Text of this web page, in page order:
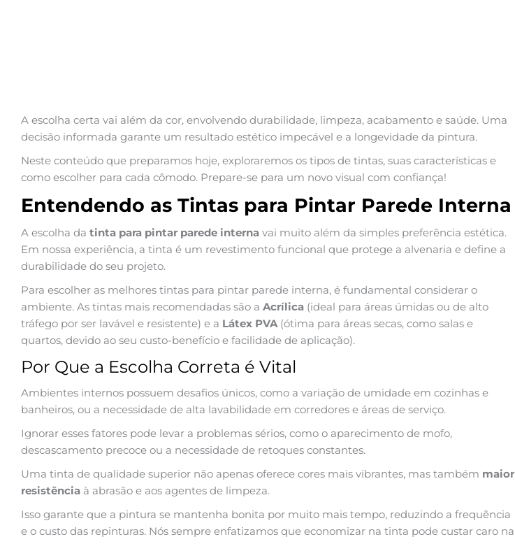
A escolha certa vai além da cor, envolvendo durabilidade, limpeza, acabamento e saúde. Uma
decisão informada garante um resultado estético impecável e a longevidade da pintura.
Neste conteúdo que preparamos hoje, exploraremos os tipos de tintas, suas características e
como escolher para cada cômodo. Prepare-se para um novo visual com confiança!
Entendendo as Tintas para Pintar Parede Interna
A escolha da tinta para pintar parede interna vai muito além da simples preferência estética.
Em nossa experiência, a tinta é um revestimento funcional que protege a alvenaria e define a
durabilidade do seu projeto.
Para escolher as melhores tintas para pintar parede interna, é fundamental considerar o
ambiente. As tintas mais recomendadas são a Acrílica (ideal para áreas úmidas ou de alto
tráfego por ser lavável e resistente) e a Látex PVA(ótima para áreas secas, como salas e
quartos, devido ao seu custo-benefício e facilidade de aplicação).
Por Que a Escolha Correta é Vital
Ambientes internos possuem desafios únicos, como a variação de umidade em cozinhas e
banheiros, ou a necessidade de alta lavabilidade em corredores e áreas de serviço.
Ignorar esses fatores pode levar a problemas sérios, como o aparecimento de mofo,
descascamento precoce ou a necessidade de retoques constantes.
Uma tinta de qualidade superior não apenas oferece cores mais vibrantes, mas também maior
resistência à abrasão e aos agentes de limpeza.
Isso garante que a pintura se mantenha bonita por muito mais tempo, reduzindo a frequência
e o custo das repinturas. Nós sempre enfatizamos que economizar na tinta pode custar caro na